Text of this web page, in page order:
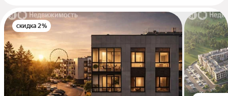
скидка 2%